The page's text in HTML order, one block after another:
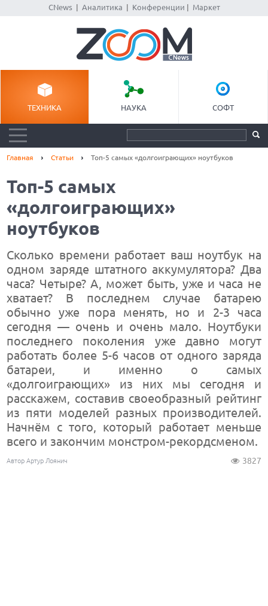
CNews| Аналитика Конференции Маркет
ТЕХНИКА НАУКА СОФТ
Главная Статьи Топ-5 самых «долгоиграющих» ноутбуков
Топ-5 самых
«долгоиграющих»
ноутбуков
Сколько времени работает ваш ноутбук на
одном заряде штатного аккумулятора? Два
часа? Четыре? А, может быть, уже и часа не
хватает? В последнем случае батарею
обычно уже пора менять, но и 2-3 часа
сегодня — очень и очень мало. Ноутбуки
последнего поколения уже давно могут
работать более 5-6 часов от одного заряда
батареи, и именно о самых
«долгоиграющих» из них мы сегодня и
расскажем, составив своеобразный рейтинг
из пяти моделей разных производителей.
Начнём с того, который работает меньше
всего и закончим монстром-рекордсменом.
Автор Артур Лоянич 3827